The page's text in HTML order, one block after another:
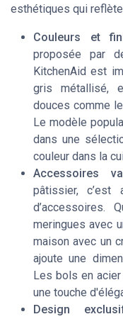
esthétiques qui
Couleurs et
proposée par
KitchenAid est
gris métallisé,
douces comme
Le modèle
dans une
couleur dans la
Accessoires
pâtissier, c’est
d’accessoires.
meringues avec
maison avec un
ajoute une
Les bols en
une touche
Design